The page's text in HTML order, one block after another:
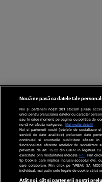
Nouă ne pasă ca datele tale
Noi și partenerii noștri 201 stocăm și/sau
unici pentru prelucrarea datelor cu caracter
sau în orice moment, pe pagina cu politica de
nu vă vor afecta navigarea.
Mai multe detalii
Noi si partenerii nostri (retelele de socializare
servicii de date analitice) prelucram date
continutul si anunturile publicitare afisate
functionalitati aferente retelelor de socializare
prevazute de art. 15-22 din GDPR in legatura
exercitate prin modalitatea indicataaici . Prin
tip Cookie, care implica inclusiv acceptul dvs.
care colaboram. Prin click pe “VREAU SA
individual, mai putin cele legate de cookie strict
Atât noi, cât și partenerii noștri